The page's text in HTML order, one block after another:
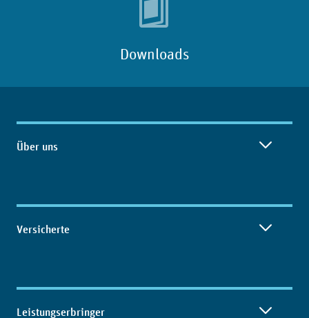
Downloads
Inhaltsübersicht
Über uns
Versicherte
Leistungserbringer